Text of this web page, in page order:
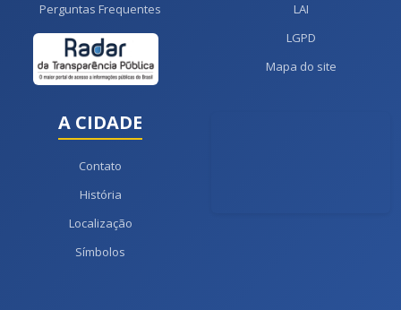
Perguntas Frequentes
LAI
LGPD
Mapa do site
A CIDADE
Contato
História
Localização
Símbolos